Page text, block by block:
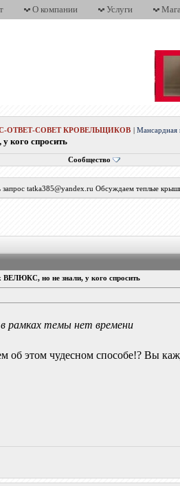
О компании Услуги
ОТВЕТ-СОВЕТ КРОВЕЛЬЩИКОВ |Мансардная
кого спросить
Сообщество
запрос tatka385@yandex.ru Обсуждаем теплые
ВЕЛЮКС, но не знали, у кого спросить
рамках темы нет времени
об этом чудесном способе!? Вы